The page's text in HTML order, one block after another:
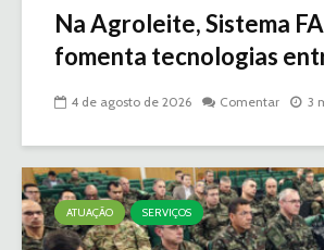
Na Agroleite, Sistema
fomenta tecnologias
4 de agosto de 2026 Comentar 3
ATUAÇÃO SERVIÇOS